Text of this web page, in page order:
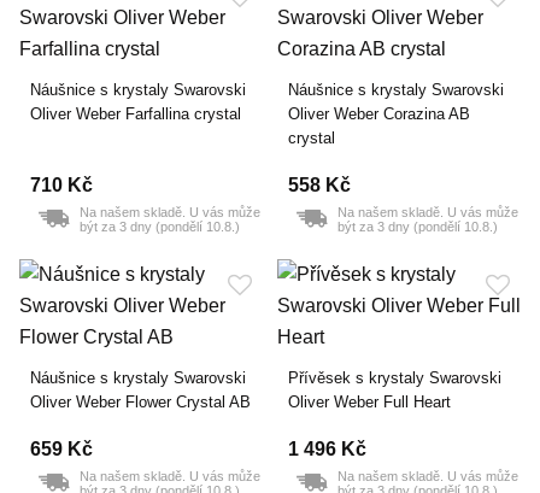
Náušnice s krystaly Swarovski
Oliver Weber Farfallina crystal
710 Kč
Na našem skladě. U vás může
být za 3 dny (pondělí 10.8.)
Náušnice s krystaly Swarovski
Oliver Weber Corazina AB
crystal
558 Kč
Na našem skladě. U vás může
být za 3 dny (pondělí 10.8.)
Náušnice s krystaly Swarovski
Oliver Weber Flower Crystal AB
659 Kč
Na našem skladě. U vás může
Přívěsek s krystaly Swarovski
Oliver Weber Full Heart
1 496 Kč
Na našem skladě. U vás může